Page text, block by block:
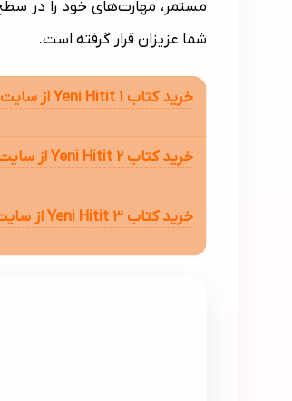
مستمر، مهارت‌های خود را در
شما عزیزان قرار گرفته است.
خرید کتاب Yeni Hitit 1 از سایت کتاب لند
خرید کتاب Yeni Hitit 2 از سایت کتاب لند
خرید کتاب Yeni Hitit 3 از سایت کتاب لند